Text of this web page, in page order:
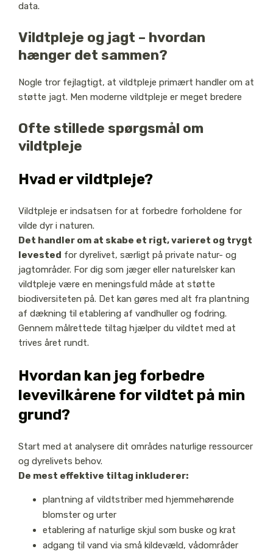
data.
Vildtpleje og jagt – hvordan
hænger det sammen?
Nogle tror fejlagtigt, at vildtpleje primært handler om at
støtte jagt. Men moderne vildtpleje er meget bredere
Ofte stillede spørgsmål om
vildtpleje
Hvad er vildtpleje?
Vildtpleje er indsatsen for at forbedre forholdene for
vilde dyr i naturen.
Det handler om at skabe et rigt, varieret og trygt
levested for dyrelivet, særligt på private natur- og
jagtområder. For dig som jæger eller naturelsker kan
vildtpleje være en meningsfuld måde at støtte
biodiversiteten på. Det kan gøres med alt fra plantning
af dækning til etablering af vandhuller og fodring.
Gennem målrettede tiltag hjælper du vildtet med at
trives året rundt.
Hvordan kan jeg forbedre
levevilkårene for vildtet på min
grund?
Start med at analysere dit områdes naturlige ressourcer
og dyrelivets behov.
De mest effektive tiltag inkluderer:
plantning af vildtstriber med hjemmehørende
blomster og urter
etablering af naturlige skjul som buske og krat
adgang til vand via små kildevæld, vådområder